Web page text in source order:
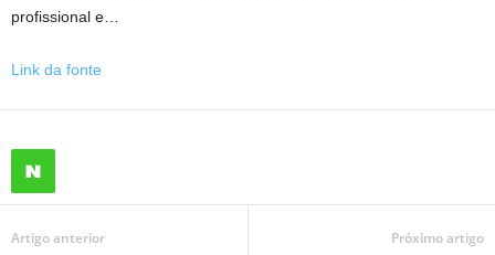
profissional e…
Link da fonte
Artigo anterior Próximo artigo